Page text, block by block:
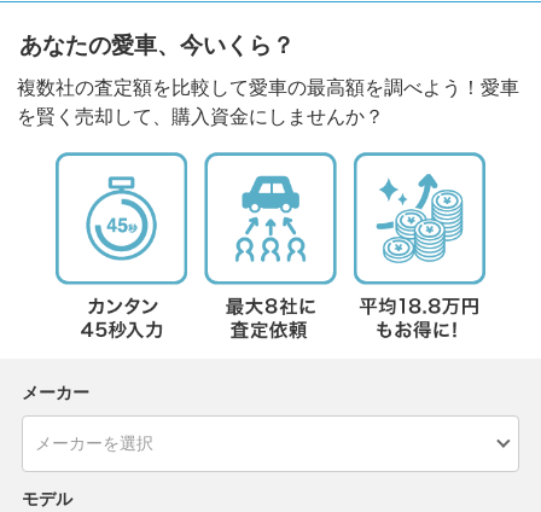
あなたの愛車、今いくら？
複数社の査定額を比較して愛車の最高額を調べよう！愛車
を賢く売却して、購入資金にしませんか？
メーカー
モデル